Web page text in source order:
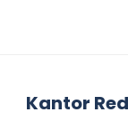
Kantor